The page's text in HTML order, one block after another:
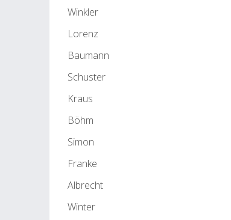
Winkler
Lorenz
Baumann
Schuster
Kraus
Böhm
Simon
Franke
Albrecht
Winter